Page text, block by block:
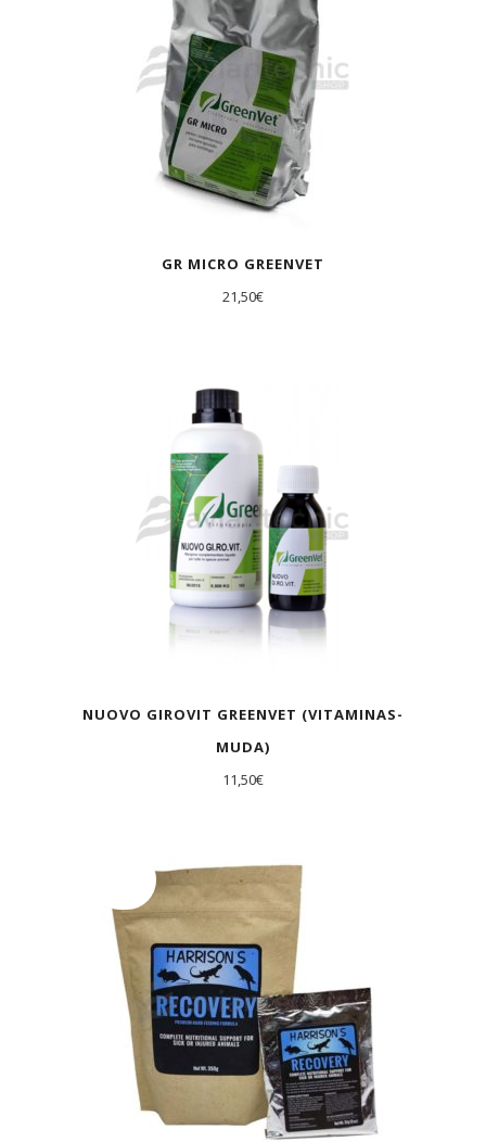
GR MICRO GREENVET
21,50€
NUOVO GIROVIT GREENVET (VITAMINAS-
MUDA)
11,50€
AGOTADO